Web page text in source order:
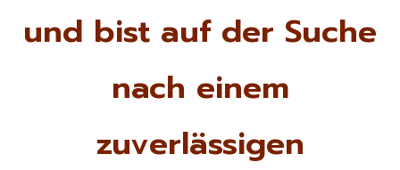
und bist auf der Suche
nach einem
zuverlässigen